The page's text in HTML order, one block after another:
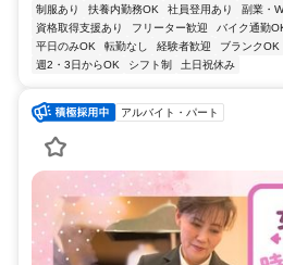
制服あり 扶養内勤務OK 社員登用あり 副業・
資格取得支援あり
フリーター歓迎 バイク通勤
平日のみOK
転勤なし 経験者歓迎 ブランクOK
週2・3日からOK
シフト制 土日祝休み
アルバイト・パート